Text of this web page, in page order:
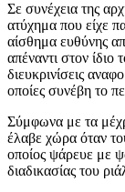
Σε συνέχεια της
ατύχημα που είχε
αίσθημα ευθύνης
απέναντι στον
διευκρινίσεις
οποίες συνέβη το
Σύμφωνα με τα
έλαβε χώρα όταν
οποίος ψάρευε με
διαδικασίας του